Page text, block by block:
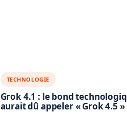
TECHNOLOGIE
Grok 4.1 : le bond
aurait dû appeler « Grok 4.5 »